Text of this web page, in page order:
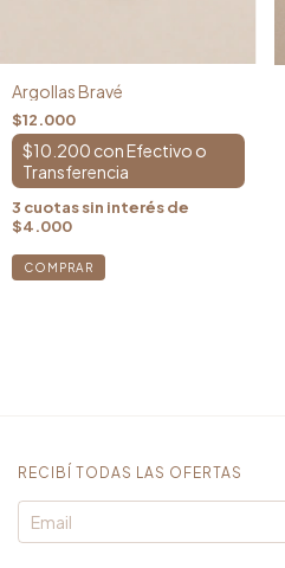
Argollas Bravé
$12.000
$10.200 con
3 cuotas sin interés de
$4.000
RECIBÍ TODAS LAS OFERTAS